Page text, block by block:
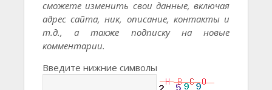
сможете изменить свои данные, включая
адрес сайта, ник, описание, контакты и
т.д., а также подписку на новые
комментарии.
Введите нижние символы